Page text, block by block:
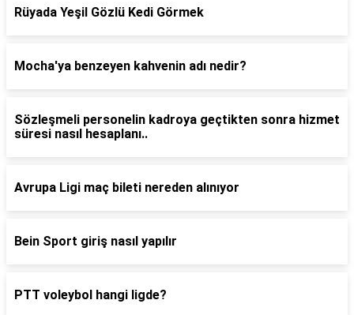
Rüyada Yeşil Gözlü Kedi Görmek
Mocha'ya benzeyen kahvenin adı nedir?
Sözleşmeli personelin kadroya geçtikten sonra hizmet
süresi nasıl hesaplanı..
Avrupa Ligi maç bileti nereden alınıyor
Bein Sport giriş nasıl yapılır
PTT voleybol hangi ligde?